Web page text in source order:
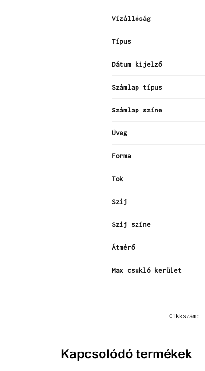
Vízállóság
Típus
Dátum kijelző
Számlap típus
Számlap színe
Üveg
Forma
Tok
Szíj
Szíj színe
Átmérő
Max csukló kerület
Cikkszám:
Kapcsolódó termékek